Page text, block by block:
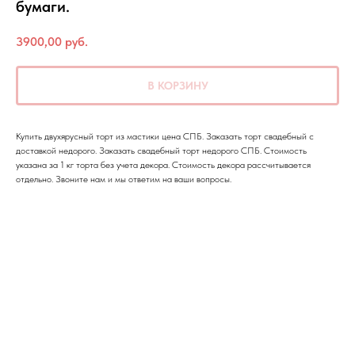
бумаги.
3900,00 руб.
В КОРЗИНУ
Купить двухярусный торт из мастики цена СПБ. Заказать торт свадебный с
доставкой недорого. Заказать свадебный торт недорого СПБ. Стоимость
указана за 1 кг торта без учета декора. Стоимость декора рассчитывается
отдельно. Звоните нам и мы ответим на ваши вопросы.